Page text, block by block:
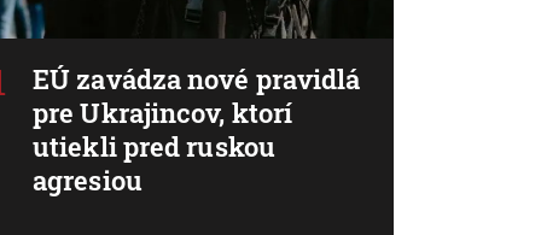
EÚ zavádza nové pravidlá
pre Ukrajincov, ktorí
utiekli pred ruskou
agresiou